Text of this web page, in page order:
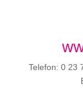
Telefon: 0 23